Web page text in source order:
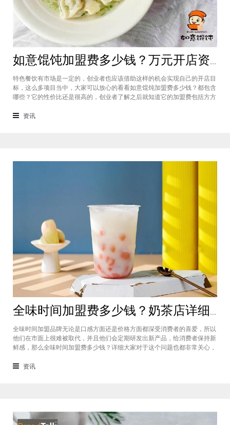
如意馄饨加盟费多少钱？万元开店资金压力基本上不会出现在经营中
特色餐饮有市场是一定的，创业者也应该借助这样的机会实现自己的开店目
标，这么多项目当中，大家可以放心的看看如意馄饨加盟费多少钱？都包含
哪些？它的性价比还是很高的，创业者了解之后就知道它的加盟费包括方方
的。加盟费用创业者想要了解一下如意馄饨加盟费多少钱？是不是值得加
资讯
全味时间加盟费多少钱？奶茶店详细费用分析就在这！
全味时间加盟品牌无论是口感方面还是价格方面都深受消费者的喜爱，所以
他们在市面上很难被取代，并且他们会定期研发出新产品，给消费者保持新
鲜感，那么全味时间加盟费多少钱？详细大家对于这个问题也都非常关心，
店，在这里就不说名字了。虽然开头说得很好，公司也确实提供了设备和产
资讯